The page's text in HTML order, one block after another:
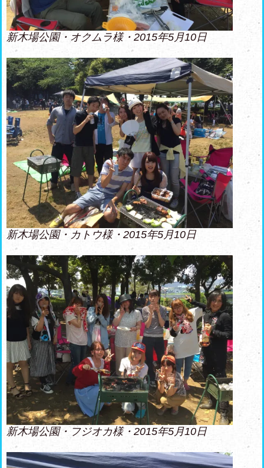
新木場公園・オクムラ様・2015年5月10日
新木場公園・カトウ様・2015年5月10日
新木場公園・フジオカ様・2015年5月10日